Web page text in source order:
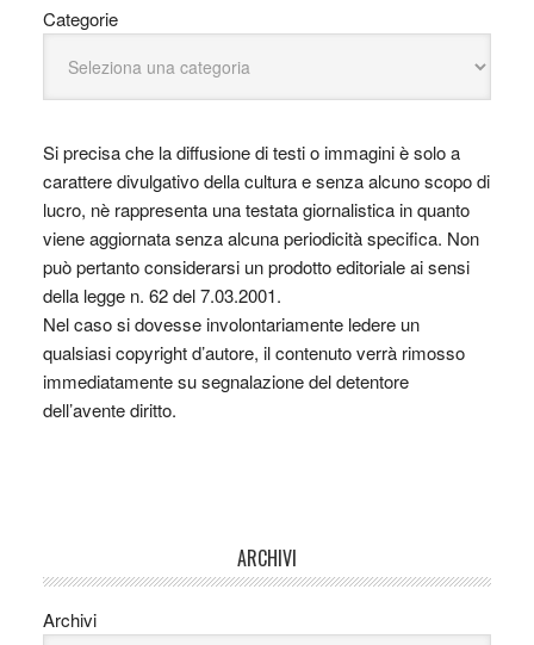
Categorie
Si precisa che la diffusione di testi o immagini è solo a
carattere divulgativo della cultura e senza alcuno scopo di
lucro, nè rappresenta una testata giornalistica in quanto
viene aggiornata senza alcuna periodicità specifica. Non
può pertanto considerarsi un prodotto editoriale ai sensi
della legge n. 62 del 7.03.2001.
Nel caso si dovesse involontariamente ledere un
qualsiasi copyright d’autore, il contenuto verrà rimosso
immediatamente su segnalazione del detentore
dell’avente diritto.
ARCHIVI
Archivi